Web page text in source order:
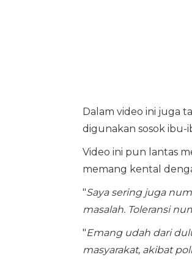
Dalam video ini juga
digunakan sosok
Video ini pun lantas
memang kental
"Saya sering juga
masalah. Toleransi
"Emang udah dari
masyarakat, akibat